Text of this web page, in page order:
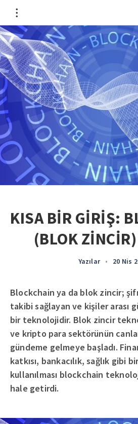
KISA BİR GİRİŞ:
(BLOK
Yazılar • 20 Nis
Blockchain ya da blok zincir;
takibi sağlayan ve kişiler arası
bir teknolojidir. Blok zincir
ve kripto para sektörünün
gündeme gelmeye başladı.
katkısı, bankacılık, sağlık gibi
kullanılması blockchain
hale getirdi.